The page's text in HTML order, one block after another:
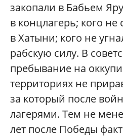
закопали в Бабьем
в концлагерь; кого
в Хатыни; кого не
рабскую силу. В
пребывание на
территориях не
за который после
лагерями. Тем не
лет после Победы